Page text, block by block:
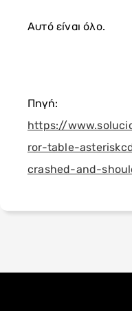
Αυτό είναι όλο.
Πηγή:
https://
ror-table-
crashed-and-